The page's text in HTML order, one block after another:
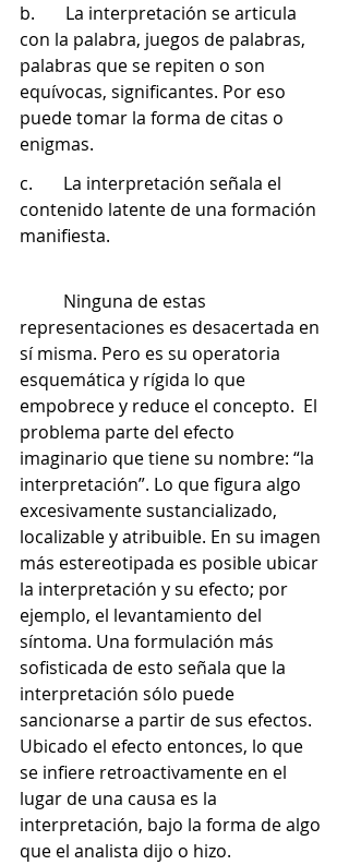
b.       La interpretación se articula
con la palabra, juegos de palabras,
palabras que se repiten o son
equívocas, significantes. Por eso
puede tomar la forma de citas o
enigmas.
c.       La interpretación señala el
contenido latente de una formación
manifiesta.
representaciones es desacertada en
sí misma. Pero es su operatoria
esquemática y rígida lo que
empobrece y reduce el concepto.  El
problema parte del efecto
imaginario que tiene su nombre: “la
interpretación”. Lo que figura algo
excesivamente sustancializado,
localizable y atribuible. En su imagen
más estereotipada es posible ubicar
la interpretación y su efecto; por
ejemplo, el levantamiento del
síntoma. Una formulación más
sofisticada de esto señala que la
interpretación sólo puede
sancionarse a partir de sus efectos.
Ubicado el efecto entonces, lo que
se infiere retroactivamente en el
lugar de una causa es la
interpretación, bajo la forma de algo
que el analista dijo o hizo.